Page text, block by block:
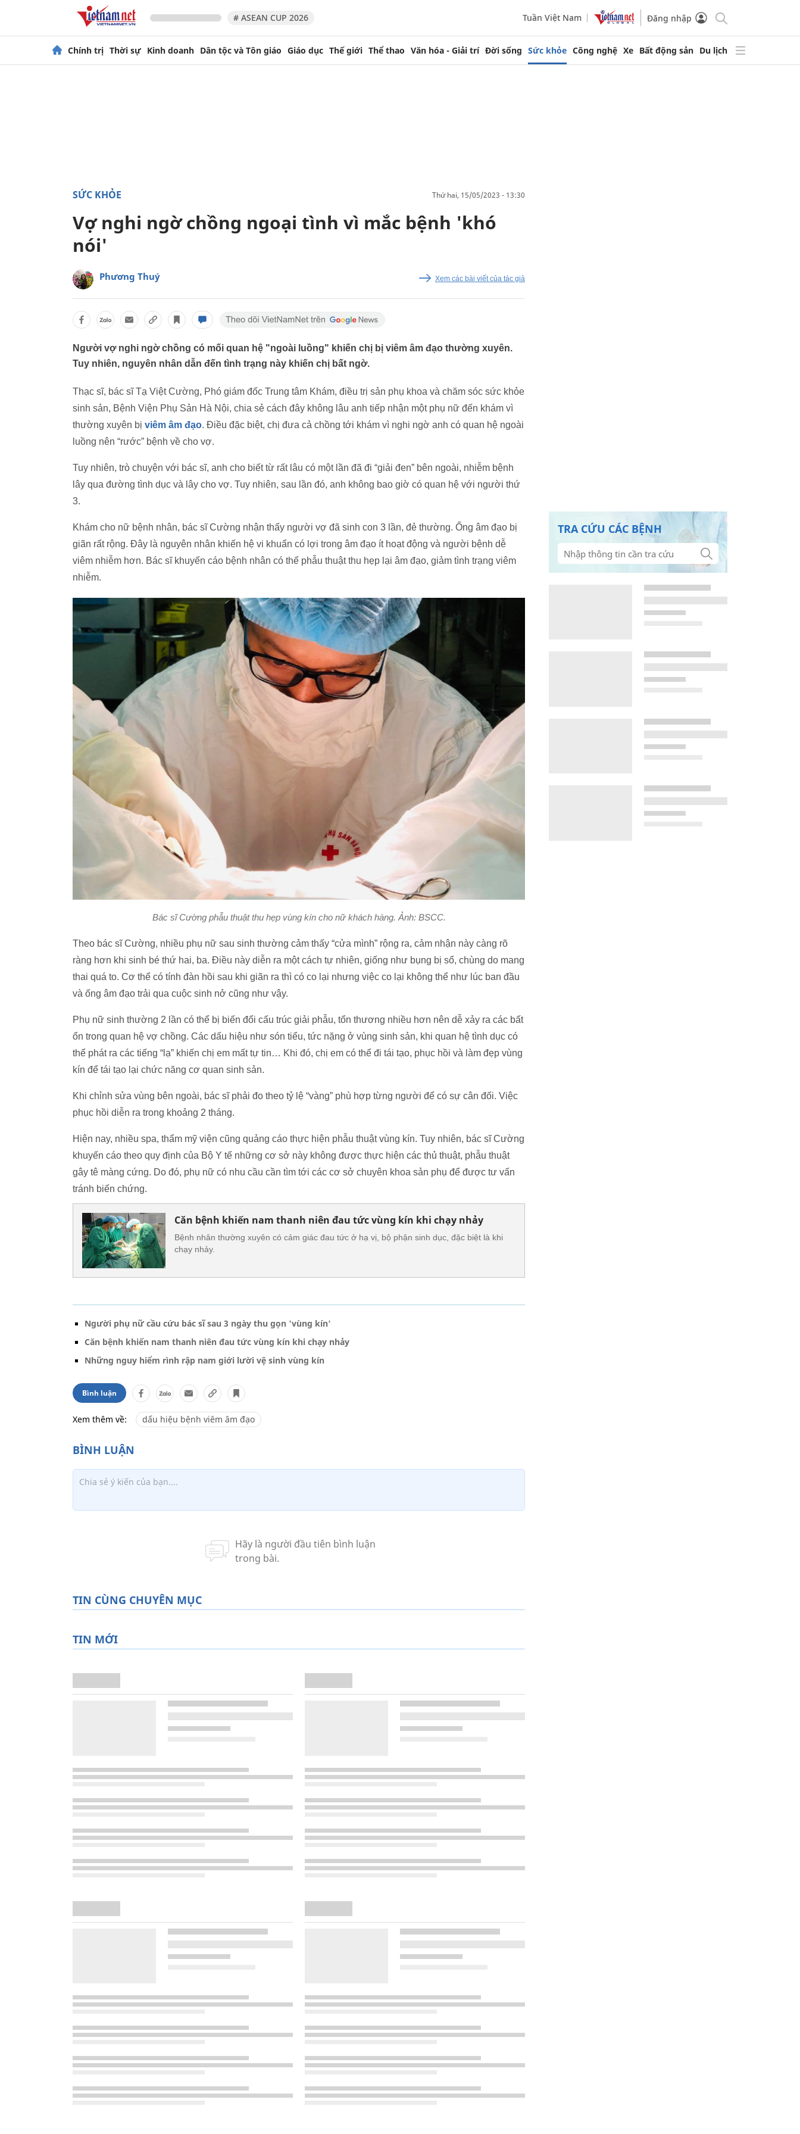
# ASEAN CUP 2026 Tuần Việt Nam Đăng nhập
Chính trị Thời sự Kinh doanh Dân tộc và Tôn giáo Giáo dục Thế giới Thể thao Văn hóa - Giải trí Đời sống Sức khỏe Công nghệ Xe Bất động sản Du lịch
SỨC KHỎE thứ hai, 15/05/2023 - 13:30
Vợ nghi ngờ chồng ngoại tình vì mắc bệnh 'khó
nói'
Phương Thuý Xem các bài viết của tác giả
Người vợ nghi ngờ chồng có mối quan hệ "ngoài luồng" khiến chị bị viêm âm đạo thường xuyên.
Tuy nhiên, nguyên nhân dẫn đến tình trạng này khiến chị bất ngờ.
Thạc sĩ, bác sĩ Tạ Việt Cường, Phó giám đốc Trung tâm Khám, điều trị sản phụ khoa và chăm sóc sức khỏe
sinh sản, Bệnh Viện Phụ Sản Hà Nội, chia sẻ cách đây không lâu anh tiếp nhận một phụ nữ đến khám vì
thường xuyên bị viêm âm đạo. Điều đặc biệt, chị đưa cả chồng tới khám vì nghi ngờ anh có quan hệ ngoài
luồng nên “rước” bệnh về cho vợ.
Tuy nhiên, trò chuyện với bác sĩ, anh cho biết từ rất lâu có một lần đã đi “giải đen” bên ngoài, nhiễm bệnh
lây qua đường tình dục và lây cho vợ. Tuy nhiên, sau lần đó, anh không bao giờ có quan hệ với người thứ
3.
Khám cho nữ bệnh nhân, bác sĩ Cường nhận thấy người vợ đã sinh con 3 lần, đẻ thường. Ống âm đạo bị
giãn rất rộng. Đây là nguyên nhân khiến hệ vi khuẩn có lợi trong âm đạo ít hoạt động và người bệnh dễ
viêm nhiễm hơn. Bác sĩ khuyến cáo bệnh nhân có thể phẫu thuật thu hẹp lại âm đạo, giảm tình trạng viêm
nhiễm.
Bác sĩ Cường phẫu thuật thu hẹp vùng kín cho nữ khách hàng. Ảnh: BSCC.
Theo bác sĩ Cường, nhiều phụ nữ sau sinh thường cảm thấy “cửa mình” rộng ra, cảm nhận này càng rõ
ràng hơn khi sinh bé thứ hai, ba. Điều này diễn ra một cách tự nhiên, giống như bụng bị sổ, chùng do mang
thai quá to. Cơ thể có tính đàn hồi sau khi giãn ra thì có co lại nhưng việc co lại không thể như lúc ban đầu
và ống âm đạo trải qua cuộc sinh nở cũng như vậy.
Phụ nữ sinh thường 2 lần có thể bị biến đổi cấu trúc giải phẫu, tổn thương nhiều hơn nên dễ xảy ra các bất
ổn trong quan hệ vợ chồng. Các dấu hiệu như són tiểu, tức nặng ở vùng sinh sản, khi quan hệ tình dục có
thể phát ra các tiếng “lạ” khiến chị em mất tự tin… Khi đó, chị em có thể đi tái tạo, phục hồi và làm đẹp vùng
kín để tái tạo lại chức năng cơ quan sinh sản.
Khi chỉnh sửa vùng bên ngoài, bác sĩ phải đo theo tỷ lệ “vàng” phù hợp từng người để có sự cân đối. Việc
phục hồi diễn ra trong khoảng 2 tháng.
Hiện nay, nhiều spa, thẩm mỹ viện cũng quảng cáo thực hiện phẫu thuật vùng kín. Tuy nhiên, bác sĩ Cường
khuyến cáo theo quy định của Bộ Y tế những cơ sở này không được thực hiện các thủ thuật, phẫu thuật
gây tê màng cứng. Do đó, phụ nữ có nhu cầu cần tìm tới các cơ sở chuyên khoa sản phụ để được tư vấn
tránh biến chứng.
Căn bệnh khiến nam thanh niên đau tức vùng kín khi chạy nhảy
Bệnh nhân thường xuyên có cảm giác đau tức ở hạ vị, bộ phận sinh dục, đặc biệt là khi
chạy nhảy.
TRA CỨU CÁC BỆNH
Người phụ nữ cầu cứu bác sĩ sau 3 ngày thu gọn 'vùng kín'
Căn bệnh khiến nam thanh niên đau tức vùng kín khi chạy nhảy
Những nguy hiểm rình rập nam giới lười vệ sinh vùng kín
Bình luận
Xem thêm về: dấu hiệu bệnh viêm âm đạo
TIN CÙNG CHUYÊN MỤC
TIN MỚI